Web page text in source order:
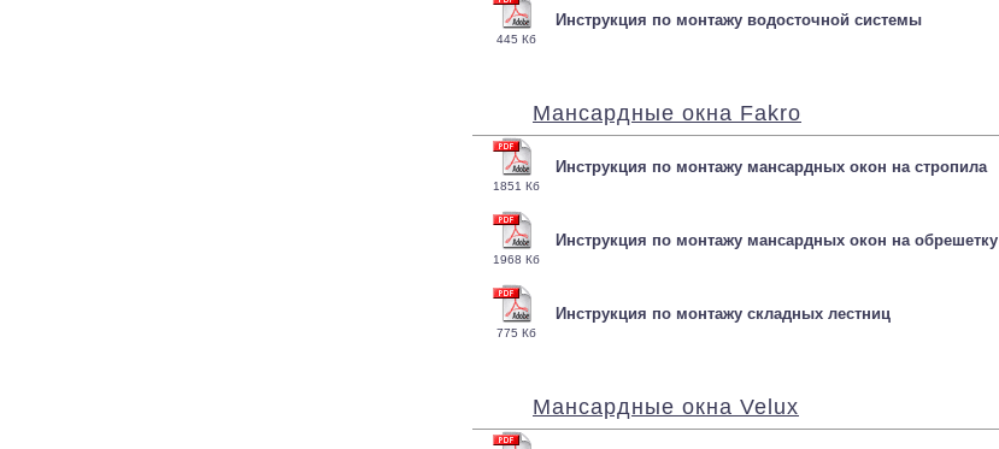
445 Кб
Инструкция по монтажу водосточной системы
Мансардные окна Fakro
1851 Кб
Инструкция по монтажу мансардных окон на стропила
1968 Кб
Инструкция по монтажу мансардных окон на обрешетку
775 Кб
Инструкция по монтажу складных лестниц
Мансардные окна Velux